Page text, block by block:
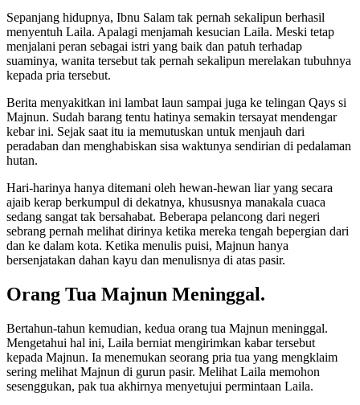
Sepanjang hidupnya, Ibnu Salam tak pernah sekalipun berhasil
menyentuh Laila. Apalagi menjamah kesucian Laila. Meski tetap
menjalani peran sebagai istri yang baik dan patuh terhadap
suaminya, wanita tersebut tak pernah sekalipun merelakan tubuhnya
kepada pria tersebut.
Berita menyakitkan ini lambat laun sampai juga ke telingan Qays si
Majnun. Sudah barang tentu hatinya semakin tersayat mendengar
kebar ini. Sejak saat itu ia memutuskan untuk menjauh dari
peradaban dan menghabiskan sisa waktunya sendirian di pedalaman
hutan.
Hari-harinya hanya ditemani oleh hewan-hewan liar yang secara
ajaib kerap berkumpul di dekatnya, khususnya manakala cuaca
sedang sangat tak bersahabat. Beberapa pelancong dari negeri
sebrang pernah melihat dirinya ketika mereka tengah bepergian dari
dan ke dalam kota. Ketika menulis puisi, Majnun hanya
bersenjatakan dahan kayu dan menulisnya di atas pasir.
Orang Tua Majnun Meninggal.
Bertahun-tahun kemudian, kedua orang tua Majnun meninggal.
Mengetahui hal ini, Laila berniat mengirimkan kabar tersebut
kepada Majnun. Ia menemukan seorang pria tua yang mengklaim
sering melihat Majnun di gurun pasir. Melihat Laila memohon
sesenggukan, pak tua akhirnya menyetujui permintaan Laila.